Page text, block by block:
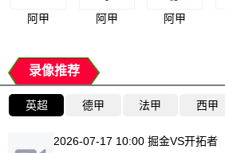
阿甲 阿甲 阿甲
录像推荐
英超 德甲 法甲 西甲
2026-07-17 10:00 掘金VS开拓者